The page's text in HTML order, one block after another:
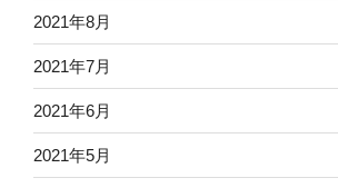
2021年8月
2021年7月
2021年6月
2021年5月